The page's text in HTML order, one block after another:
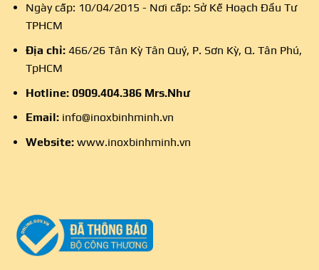
Ngày cấp: 10/04/2015 - Nơi cấp: Sở Kế Hoạch Đầu Tư
TPHCM
Địa chỉ:466/26 Tân Kỳ Tân Quý, P. Sơn Kỳ, Q. Tân Phú,
TpHCM
Hotline: 0909.404.386Mrs.Như
Email: info@inoxbinhminh.vn
Website: www.inoxbinhminh.vn